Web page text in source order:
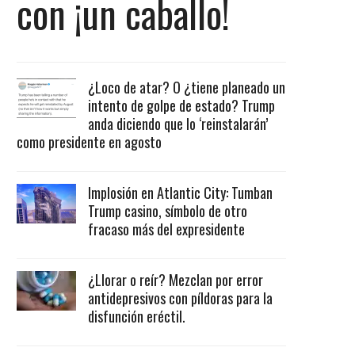
con ¡un caballo!
¿Loco de atar? O ¿tiene planeado un
intento de golpe de estado? Trump
anda diciendo que lo ‘reinstalarán’
como presidente en agosto
Implosión en Atlantic City: Tumban
Trump casino, símbolo de otro
fracaso más del expresidente
¿Llorar o reír? Mezclan por error
antidepresivos con píldoras para la
disfunción eréctil.